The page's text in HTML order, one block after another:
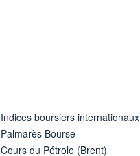
Indices boursiers internationaux
Palmarès Bourse
Cours du Pétrole (Brent)